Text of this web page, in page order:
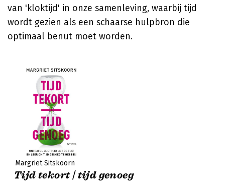
van 'kloktijd' in onze samenleving, waarbij tijd
wordt gezien als een schaarse hulpbron die
optimaal benut moet worden.
Margriet Sitskoorn
Tijd tekort | tijd genoeg